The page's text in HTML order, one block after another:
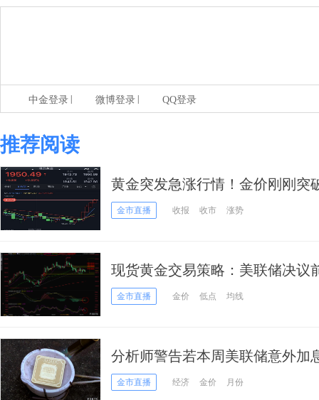
中金登录 | 微博登录 | QQ登录
推荐阅读
黄金突发急涨行情！金价刚刚突
内交易分析
金市直播 收报 收市 涨势
现货黄金交易策略：美联储决议
压力加大
金市直播 金价 低点 均线
分析师警告若本周美联储意外加
金市直播 经济 金价 月份